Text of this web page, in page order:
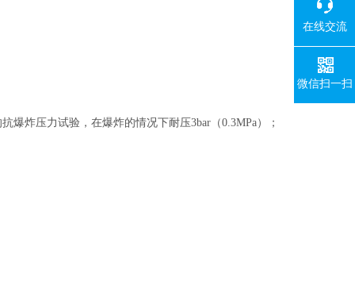
爆炸压力试验，在爆炸的情况下耐压3bar（0.3MPa）；
在线交流
微信扫一扫